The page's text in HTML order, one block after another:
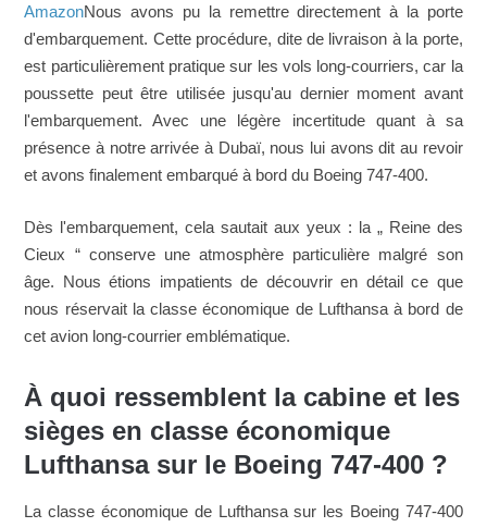
AmazonNous avons pu la remettre directement à la porte
d'embarquement. Cette procédure, dite de livraison à la porte,
est particulièrement pratique sur les vols long-courriers, car la
poussette peut être utilisée jusqu'au dernier moment avant
l'embarquement. Avec une légère incertitude quant à sa
présence à notre arrivée à Dubaï, nous lui avons dit au revoir
et avons finalement embarqué à bord du Boeing 747-400.
Dès l'embarquement, cela sautait aux yeux : la „ Reine des
Cieux “ conserve une atmosphère particulière malgré son
âge. Nous étions impatients de découvrir en détail ce que
nous réservait la classe économique de Lufthansa à bord de
cet avion long-courrier emblématique.
À quoi ressemblent la cabine et les
sièges en classe économique
Lufthansa sur le Boeing 747-400 ?
La classe économique de Lufthansa sur les Boeing 747-400